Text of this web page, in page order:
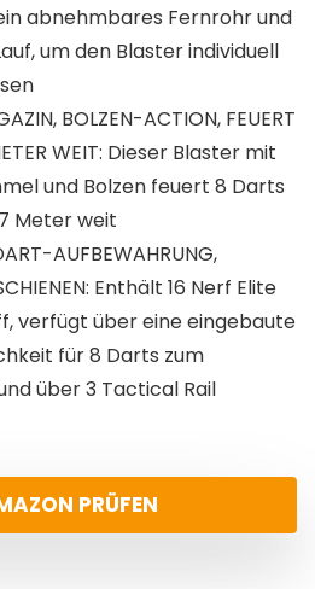
abnehmbares Fernrohr und
um den Blaster individuell
BOLZEN-ACTION, FEUERT
WEIT: Dieser Blaster mit
und Bolzen feuert 8 Darts
Meter weit
AUFBEWAHRUNG,
Enthält 16 Nerf Elite
verfügt über eine eingebaute
für 8 Darts zum
über 3 Tactical Rail
PRÜFEN